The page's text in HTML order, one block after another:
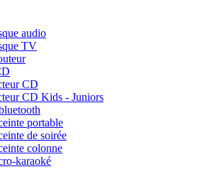
audio
TV
CD
CD Kids - Juniors
portable
de soirée
colonne
karaoké